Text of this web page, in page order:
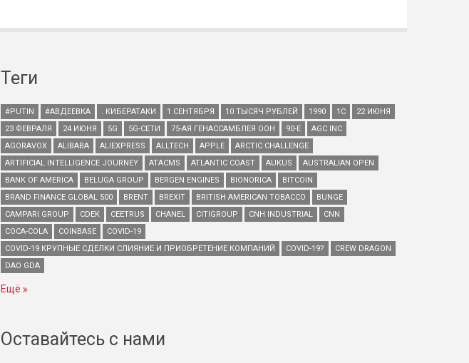
Теги
#PUTIN #АВДЕЕВКА . КИБЕРАТАКИ 1 СЕНТЯБРЯ 10 ТЫСЯЧ РУБЛЕЙ 1990 1С
22 ИЮНЯ
23 ФЕВРАЛЯ
24 ИЮНЯ 5G 5G-СЕТИ 75-АЯ ГЕНАССАМБЛЕЯ ООН 90-Е
AGC INC
AGORAVOX
ALIBABA ALIEXPRESS ALLTECH APPLE
ARCTIC CHALLENGE
ARTIFICIAL INTELLIGENCE JOURNEY
ATACMS ATLANTIC COAST AUKUS
AUSTRALIAN OPEN
BANK OF AMERICA
BELUGA GROUP BERGEN ENGINES BIONORICA
BITCOIN
BRAND FINANCE GLOBAL 500
BRENT BREXIT BRITISH AMERICAN TOBACCO
BUNGE
CAMPARI GROUP
CDEK CEETRUS CHANEL CITIGROUP CNH INDUSTRIAL
CNN
COCA-COLA
COINBASE
COVID-19
COVID-19 КРУПНЫЕ СДЕЛКИ СЛИЯНИЕ И ПРИОБРЕТЕНИЕ КОМПАНИЙ
COVID-19?
CREW DRAGON
DAO GDA
Ещё
Оставайтесь с нами